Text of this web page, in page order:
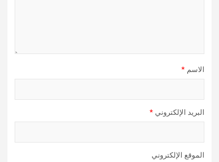
الاسم *
البريد الإلكتروني *
الموقع الإلكتروني